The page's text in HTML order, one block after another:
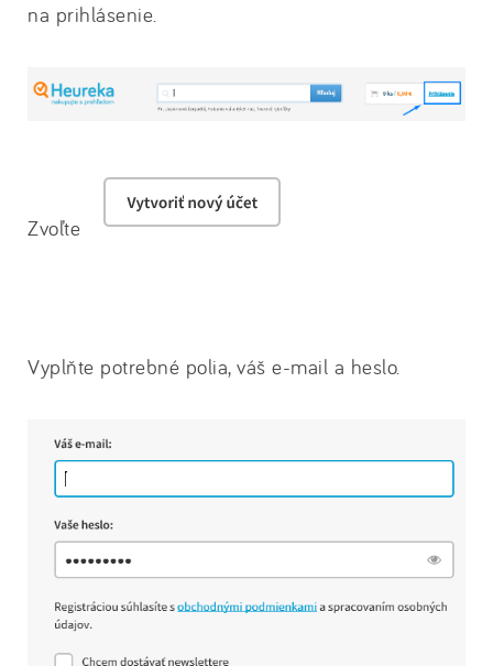
na prihlásenie.
Zvoľte
Vyplňte potrebné polia, váš e-mail a heslo.